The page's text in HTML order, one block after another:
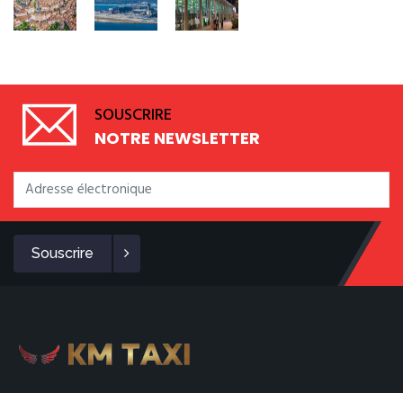
SOUSCRIRE
NOTRE NEWSLETTER
Souscrire